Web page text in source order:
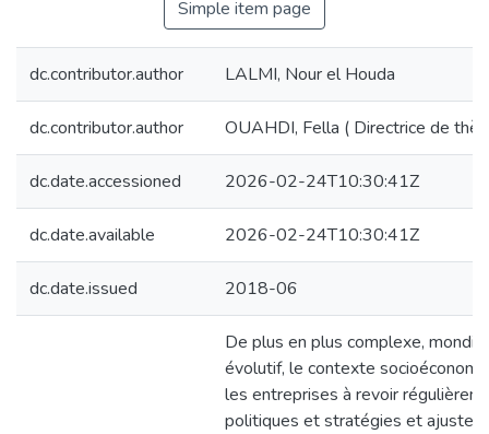
Simple item page
dc.contributor.author LALMI, Nour el Houda
dc.contributor.author OUAHDI, Fella ( Directrice de
dc.date.accessioned 2026-02-24T10:30:41Z
dc.date.available 2026-02-24T10:30:41Z
dc.date.issued 2018-06
De plus en plus complexe,
évolutif, le contexte
les entreprises à revoir
politiques et stratégies et ajuster